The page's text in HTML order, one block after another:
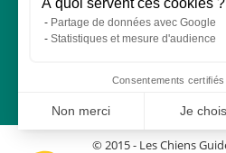
© 2015 - Les Chiens
À quoi servent ces cookies ?
Partage de données avec Google
Statistiques et mesure d'audience
Consentements certifiés
Non merci Je
Axeptio consent
Plateforme de Gestion du